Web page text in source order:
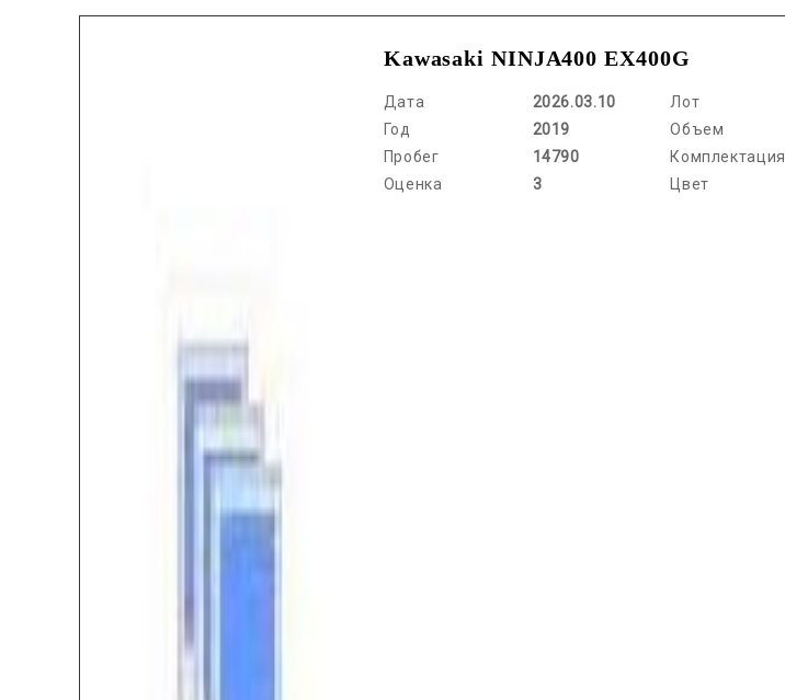
Kawasaki NINJA400 EX400G
Дата
2026.03.10
Год
2019
Пробег
14790
Оценка
3
Лот
Объем
Комплектация
Цвет